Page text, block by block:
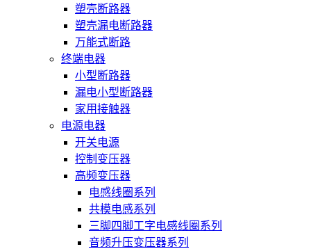
塑壳断路器
塑壳漏电断路器
万能式断路
终端电器
小型断路器
漏电小型断路器
家用接触器
电源电器
开关电源
控制变压器
高频变压器
电感线圈系列
共模电感系列
三脚四脚工字电感线圈系列
音频升压变压器系列